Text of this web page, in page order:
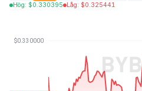
Hög: $0.330395 Låg: $0.325441